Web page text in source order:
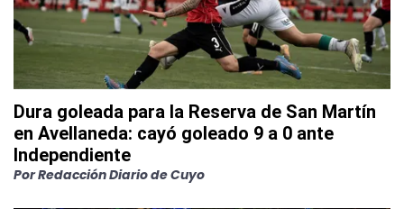
Dura goleada para la Reserva de San Martín
en Avellaneda: cayó goleado 9 a 0 ante
Independiente
PorRedacción Diario de Cuyo